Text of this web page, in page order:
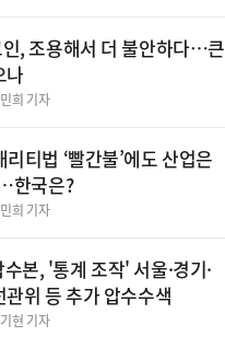
, 조용해서 더 불안하다…큰
나
희 기자
리티법 ‘빨간불’에도 산업은
한국은?
희 기자
본, '통계 조작' 서울·경기·
관위 등 추가 압수수색
현 기자